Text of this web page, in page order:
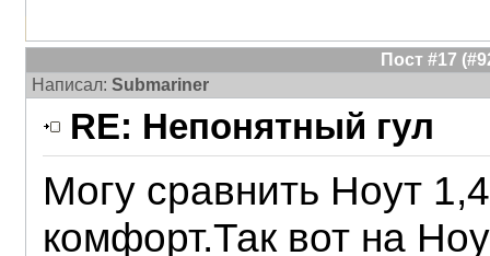
Пост #17
Написал: Submariner
RE: Непонятный гул
Могу сравнить Ноут
комфорт.Так вот на